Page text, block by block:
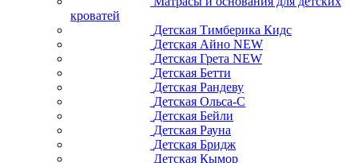
кроватей
Детская Тимберика Кидс
Детская Айно NEW
Детская Грета NEW
Детская Бетти
Детская Рандеву
Детская Ольса-С
Детская Бейли
Детская Рауна
Детская Бридж
Детская Кымор